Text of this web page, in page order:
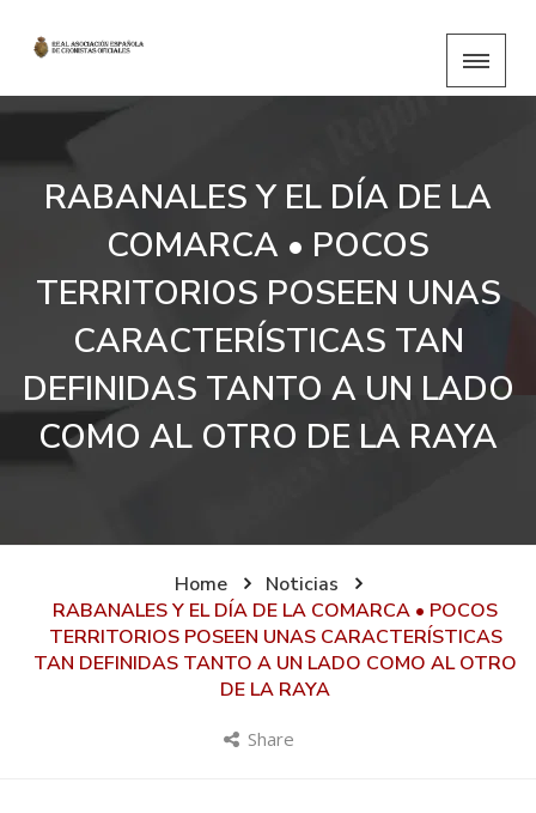
RABANALES Y EL DÍA DE LA
COMARCA • POCOS
TERRITORIOS POSEEN UNAS
CARACTERÍSTICAS TAN
DEFINIDAS TANTO A UN LADO
COMO AL OTRO DE LA RAYA
Home
Noticias
RABANALES Y EL DÍA DE LA COMARCA • POCOS
TERRITORIOS POSEEN UNAS CARACTERÍSTICAS
TAN DEFINIDAS TANTO A UN LADO COMO AL OTRO
DE LA RAYA
Share